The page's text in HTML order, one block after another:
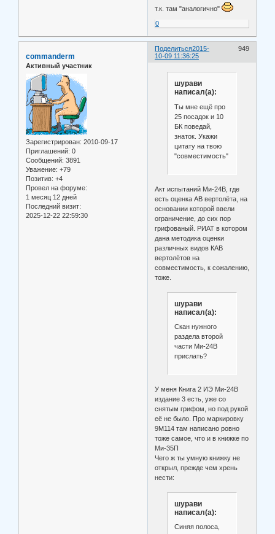
т.к. там "аналогично"
0
Поделиться 949
2015-
10-09 11:36:25
commanderm
Активный участник
Зарегистрирован: 2010-09-17
Приглашений: 0
Сообщений: 3891
Уважение: +79
Позитив: +4
Провел на форуме:
1 месяц 12 дней
Последний визит:
2025-12-22 22:59:30
шурави
написал(а):
Ты мне ещё про
25 посадок и 10
БК поведай,
знаток. Укажи
цитату на твою
"совместимость"
Акт испытаний Ми-24В, где
есть оценка АВ вертолёта, на
основании которой ввели
ограничение, до сих пор
грифованый. РИАТ в котором
дана методика оценки
различных видов КАВ
вертолётов на
совместимость, к сожалению,
тоже.
шурави
написал(а):
Скан нужного
раздела второй
части Ми-24В
прислать?
У меня Книга 2 ИЭ Ми-24В
издание 3 есть, уже со
снятым грифом, но под рукой
её не было. Про маркировку
9М114 там написано ровно
тоже самое, что и в книжке по
Ми-35П
Чего ж ты умную книжку не
открыл, прежде чем хрень
нести:
шурави
написал(а):
Синяя полоса,